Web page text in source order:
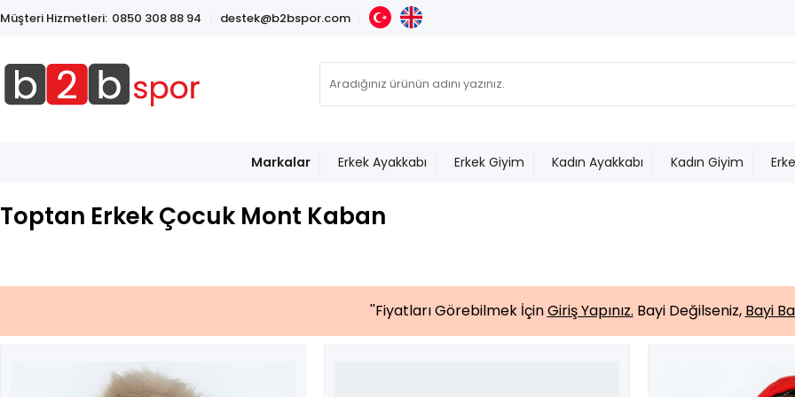
Müşteri Hizmetleri: 0850 308 88 94 destek@b2bspor.com
Markalar Erkek Ayakkabı Erkek Giyim Kadın Ayakkabı Kadın Giyim
Toptan Erkek Çocuk Mont Kaban
''Fiyatları Görebilmek İçinGiriş Yapınız. Bayi Değilseniz, Bayi